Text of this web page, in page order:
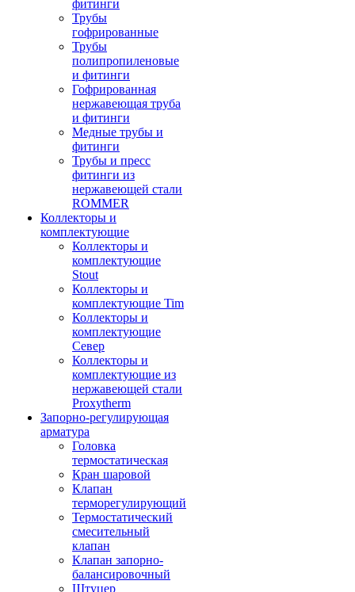
фитинги
Трубы
гофрированные
Трубы
полипропиленовые
и фитинги
Гофрированная
нержавеющая труба
и фитинги
Медные трубы и
фитинги
Трубы и пресс
фитинги из
нержавеющей стали
ROMMER
Коллекторы и
комплектующие
Коллекторы и
комплектующие
Stout
Коллекторы и
комплектующие Tim
Коллекторы и
комплектующие
Север
Коллекторы и
комплектующие из
нержавеющей стали
Proxytherm
Запорно-регулирующая
арматура
Головка
термостатическая
Кран шаровой
Клапан
терморегулирующий
Термостатический
смесительный
клапан
Клапан запорно-
балансировочный
Штуцер